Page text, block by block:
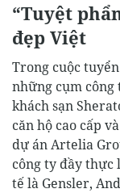
“Tuyệt
đẹp Việt
Trong cuộc
những cụm công
khách sạn
căn hộ cao cấp
dự án Artelia
công ty đầy thực
tế là Gensler,